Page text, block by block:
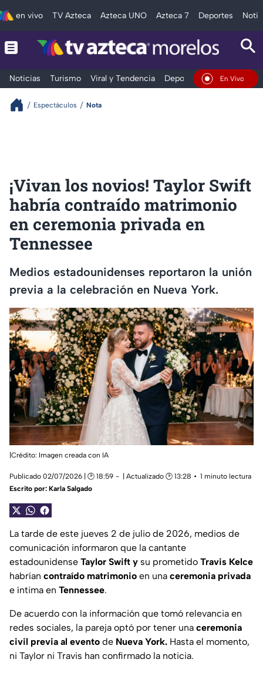
en vivo TV Azteca Azteca UNO Azteca 7 Deportes
Noticias Turismo Viral y Tendencia Deportes Espectáculos
En Vivo
Espectáculos Nota
¡Vivan los novios! Taylor Swift
habría contraído matrimonio
en ceremonia privada en
Tennessee
Medios estadounidenses reportaron la unión
previa a la celebración en Nueva York.
|Crédito: Imagen creada con IA
Publicado 02/07/2026 | 🕑 18:59 | Actualizado 🕑 13:28
1 minuto lectura
Escrito por: Karla Salgado
La tarde de este jueves 2 de julio de 2026, medios de
comunicación informaron que la cantante
estadounidense Taylor Swift y su prometido Travis Kelce
habrían contraído matrimonio en una ceremonia privada
e íntima en Tennessee.
De acuerdo con la información que tomó relevancia en
redes sociales, la pareja optó por tener una ceremonia
civil previa al evento de Nueva York. Hasta el momento,
ni Taylor ni Travis han confirmado la noticia.